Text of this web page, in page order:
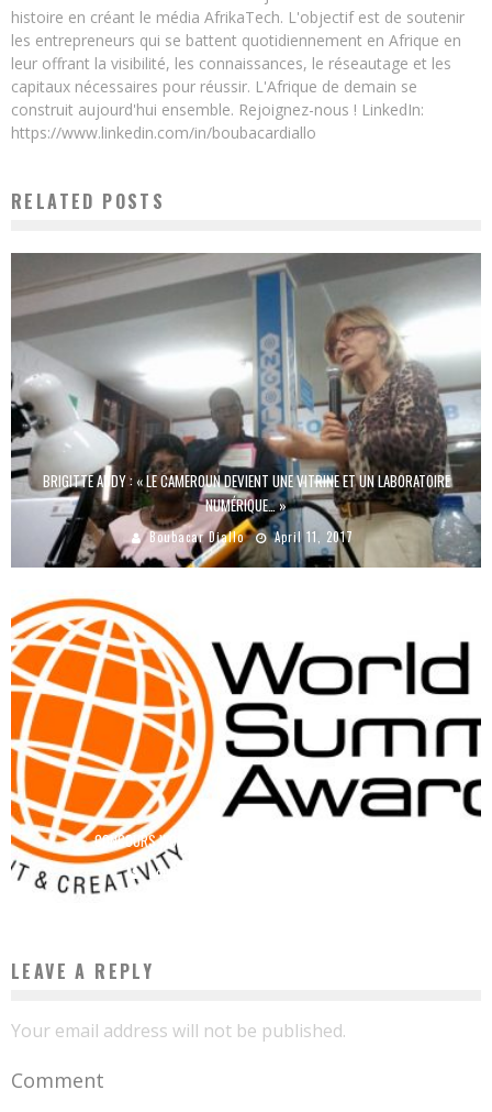
histoire en créant le média AfrikaTech. L'objectif est de soutenir
les entrepreneurs qui se battent quotidiennement en Afrique en
leur offrant la visibilité, les connaissances, le réseautage et les
capitaux nécessaires pour réussir. L'Afrique de demain se
construit aujourd'hui ensemble. Rejoignez-nous ! LinkedIn:
https://www.linkedin.com/in/boubacardiallo
RELATED POSTS
BRIGITTE AUDY : « LE CAMEROUN DEVIENT UNE VITRINE ET UN LABORATOIRE
NUMÉRIQUE… »
Boubacar Diallo April 11, 2017
CONCOURS WORLD SUMMIT AWARD COMPETITION 2017
Boubacar Diallo
LEAVE A REPLY
Your email address will not be published.
Comment